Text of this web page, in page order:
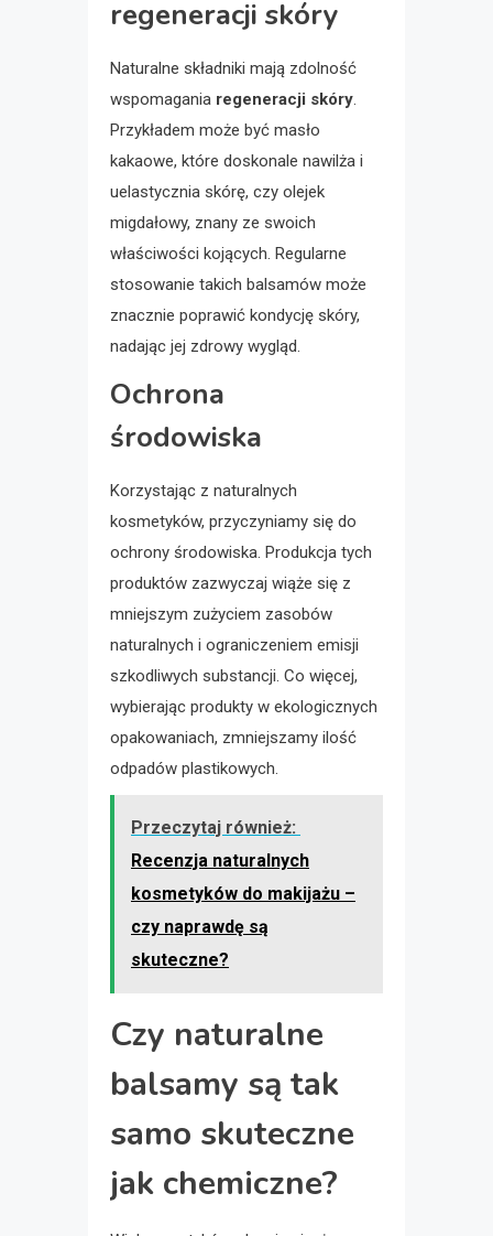
regeneracji skóry
Naturalne składniki mają zdolność
wspomagania regeneracji skóry.
Przykładem może być masło
kakaowe, które doskonale nawilża i
uelastycznia skórę, czy olejek
migdałowy, znany ze swoich
właściwości kojących. Regularne
stosowanie takich balsamów może
znacznie poprawić kondycję skóry,
nadając jej zdrowy wygląd.
Ochrona
środowiska
Korzystając z naturalnych
kosmetyków, przyczyniamy się do
ochrony środowiska. Produkcja tych
produktów zazwyczaj wiąże się z
mniejszym zużyciem zasobów
naturalnych i ograniczeniem emisji
szkodliwych substancji. Co więcej,
wybierając produkty w ekologicznych
opakowaniach, zmniejszamy ilość
odpadów plastikowych.
Przeczytaj również:
Recenzja naturalnych
kosmetyków do makijażu –
czy naprawdę są
skuteczne?
Czy naturalne
balsamy są tak
samo skuteczne
jak chemiczne?